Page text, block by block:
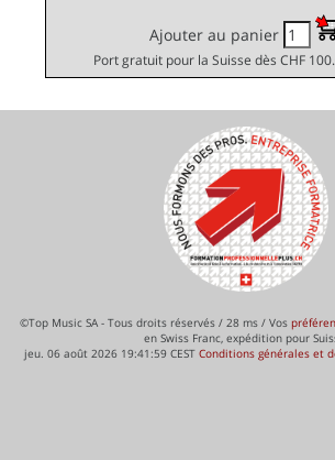
Ajouter au panier
Port gratuit pour la Suisse dès CHF
©Top Music SA - Tous droits réservés / 28 ms / Vos
en Swiss Franc, expédition pour
jeu. 06 août 2026 19:41:59 CEST Conditions générales et